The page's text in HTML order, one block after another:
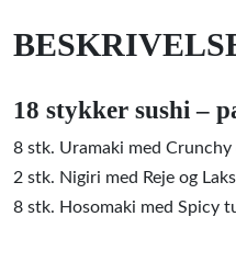
18 stykker sushi –
8 stk. Uramaki med Crunchy
2 stk. Nigiri med Reje og
8 stk. Hosomaki med Spicy